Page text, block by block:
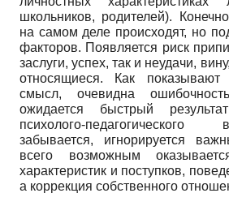
школьников, родителей).
на самом деле происходят, но
факторов. Появляется риск
заслуги, успех, так и неудачи,
относящиеся. Как
смысл, очевидна
ожидается быстрый
психолого-
забывается, игнорируется
всего возможным
характеристик и поступков,
а коррекция собственного